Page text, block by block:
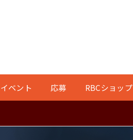
イベント 応募 RBCショップ